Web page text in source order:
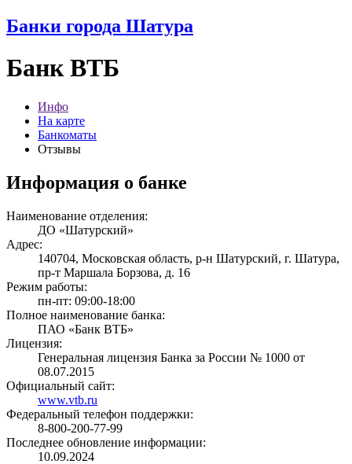
Банки города Шатура
Банк ВТБ
Инфо
На карте
Банкоматы
Отзывы
Информация о банке
Наименование отделения:
ДО «Шатурский»
Адрес:
140704, Московская область, р-н Шатурский, г. Шатура,
пр-т Маршала Борзова, д. 16
Режим работы:
пн-пт: 09:00-18:00
Полное наименование банка:
ПАО «Банк ВТБ»
Лицензия:
Генеральная лицензия Банка за России № 1000 от
08.07.2015
Официальный сайт:
www.vtb.ru
Федеральный телефон поддержки:
8-800-200-77-99
Последнее обновление информации:
10.09.2024